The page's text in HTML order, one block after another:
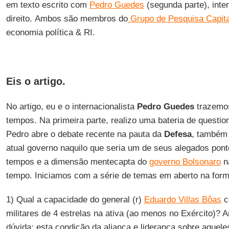
em texto escrito com Pedro Guedes (segunda parte),
direito. Ambos são membros doGrupo de Pesquisa
economia política & RI.
Eis o artigo.
No artigo, eu e o internacionalista Pedro Guedes
tempos. Na primeira parte, realizo uma bateria de
Pedro abre o debate recente na pauta da Defesa,
atual governo naquilo que seria um de seus alegados
tempos e a dimensão mentecapta do governo Bolsonaro
tempo. Iniciamos com a série de temas em aberto na
1) Qual a capacidade do general (r) Eduardo Villas Bôas
militares de 4 estrelas na ativa (ao menos no Exército)?